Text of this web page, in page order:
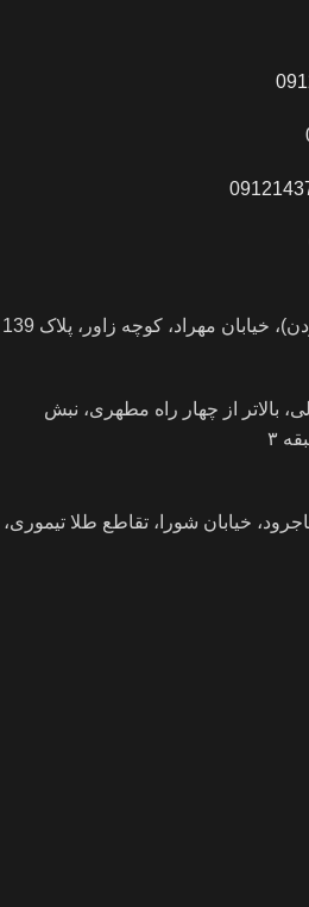
خیابان مهراد، کوچه زاور، پلاک 139
بالاتر از چهار راه مطهری، نبش
۳
خیابان شورا، تقاطع طلا تیموری،